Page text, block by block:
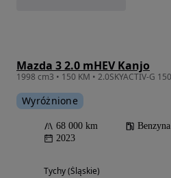
Mazda 3 2.0 mHEV Kanjo
Wyróżnione
68 000 km Benzyna
2023
Tychy (Śląskie)